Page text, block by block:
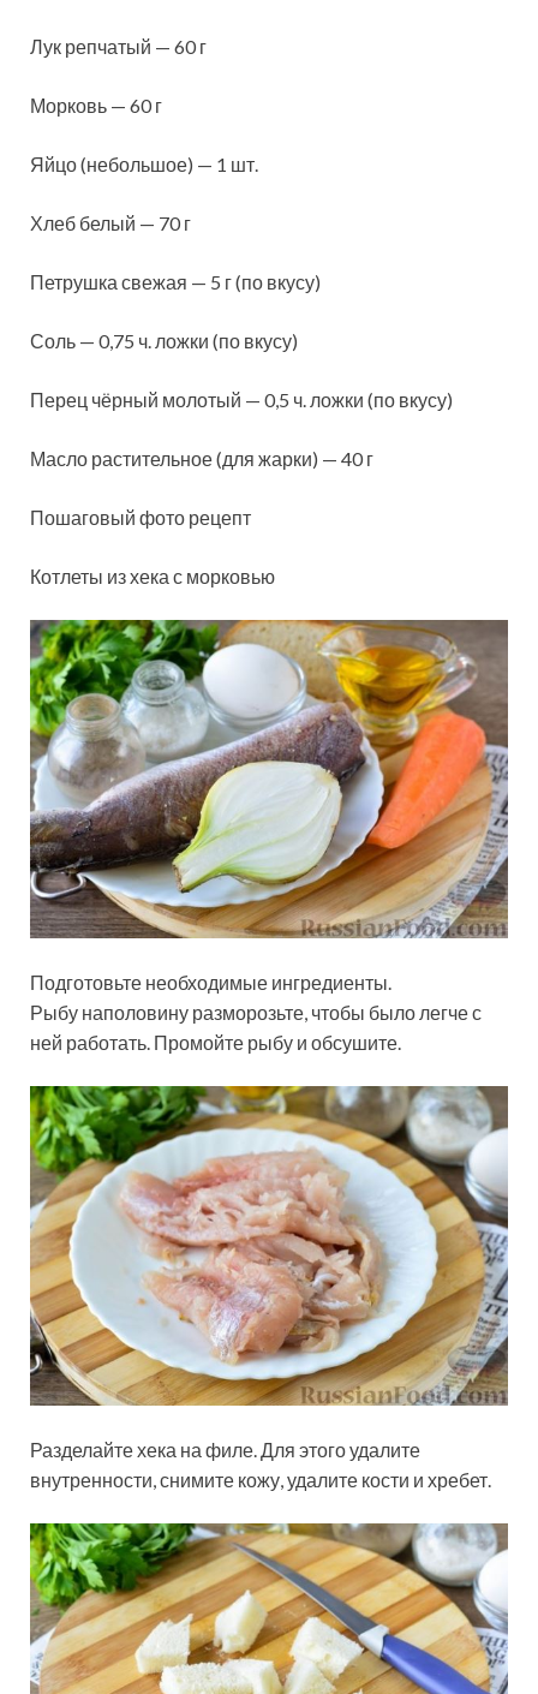
Лук репчатый — 60 г
Морковь — 60 г
Яйцо (небольшое) — 1 шт.
Хлеб белый — 70 г
Петрушка свежая — 5 г (по вкусу)
Соль — 0,75 ч. ложки (по вкусу)
Перец чёрный молотый — 0,5 ч. ложки (по вкусу)
Масло растительное (для жарки) — 40 г
Пошаговый фото рецепт
Котлеты из хека с морковью
Подготовьте необходимые ингредиенты.
Рыбу наполовину разморозьте, чтобы было легче с
ней работать. Промойте рыбу и обсушите.
Разделайте хека на филе. Для этого удалите
внутренности, снимите кожу, удалите кости и хребет.